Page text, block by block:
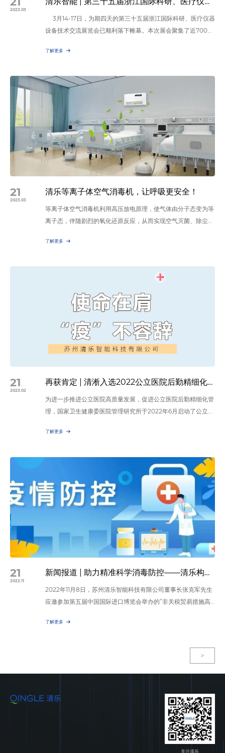
2023.03
3月14-17日，为期四天的第三十五届浙江国际科研、医疗仪器
设备技术交流展览会已顺利落下帷幕。本次展会聚集了近700家
智能等技术领域，推动人才交流与创新能力提升。 回顾现
回顾清乐展会上不容错过的精彩画面。 清乐智能 ，赞3 清乐
智能以及各类消毒机亮相展会吸引…
了解更多
21
2023.03
清乐等离子体空气消毒机，让呼吸更安全！
等离子体空气消毒机利用高压放电原理，使气体由分子态变为等
离子态，伴随剧烈的氧化还原反应，从而实现空气灭菌、除尘净
离子体空气消毒机可以有效减少尘粒、除尘、雾霾等。我们所在
成颗粒。增加的他们的大小，容易被过滤器除去，减少呼吸中的
细菌，以此达到消菌杀毒的目的。 二、等离子体空气消毒机除
了解更多
21
2023.02
再获肯定 | 清淅入选2022公立医院后勤精细化管理项目及上海市卫生健康委员会新兴交叉领域研究专项名单
为进一步推进公立医院高质量发展，促进公立医院后勤精细化管
理，国家卫生健康委医院管理研究所于2022年6月启动了公立医
申报材料评审，以上海市儿童医院为牵头单位，上海清淅智能科
《一种提升数字医院管理水平的服务机器人管理体系构建》项
目，被纳入“2022公立医院后勤精细化管理项目”名单。 ▽▽▽…
了解更多
21
2022.11
新闻报道 | 助力精准科学消毒防控——清乐构建业内前沿性整体消毒平台
2022年11月8日，苏州清乐智能科技有限公司董事长张克军先生
应邀参加第五届中国国际进口博览会举办的“非关税贸易措施高
物安全、数据+指数体系构建、企业+产品走向世界、友人+人类
企业家代表的张克军先生，结合全球当下疫情，就 “如何更好筑
了解更多
>
关注清乐